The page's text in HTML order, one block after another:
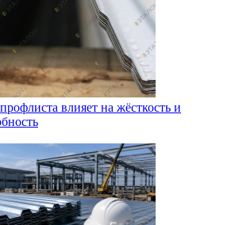
влияет на жёсткость и